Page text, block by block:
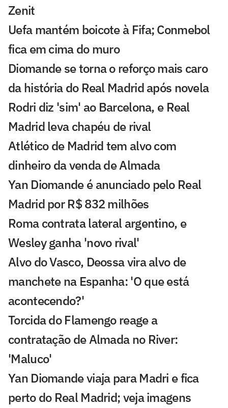
Zenit
Uefa mantém boicote à Fifa; Conmebol
fica em cima do muro
Diomande se torna o reforço mais caro
da história do Real Madrid após novela
Rodri diz 'sim' ao Barcelona, e Real
Madrid leva chapéu de rival
Atlético de Madrid tem alvo com
dinheiro da venda de Almada
Yan Diomande é anunciado pelo Real
Madrid por R$ 832 milhões
Roma contrata lateral argentino, e
Wesley ganha 'novo rival'
Alvo do Vasco, Deossa vira alvo de
manchete na Espanha: 'O que está
acontecendo?'
Torcida do Flamengo reage a
contratação de Almada no River:
'Maluco'
Yan Diomande viaja para Madri e fica
perto do Real Madrid; veja imagens